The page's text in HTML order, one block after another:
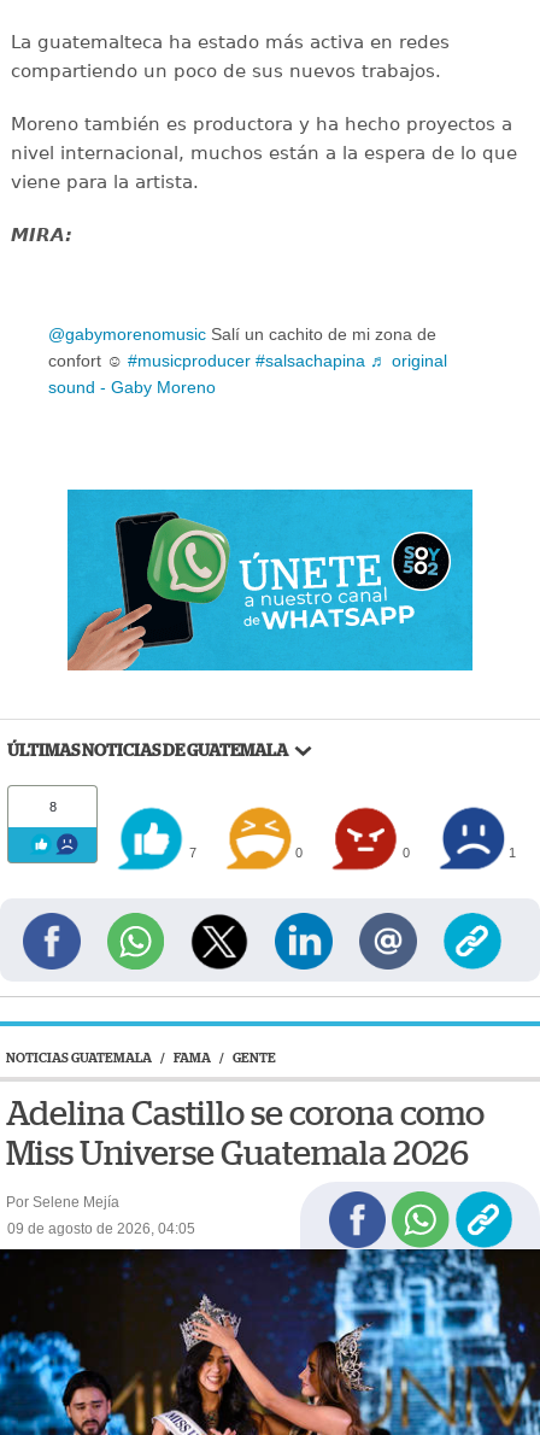
La guatemalteca ha estado más activa en redes
compartiendo un poco de sus nuevos trabajos.
Moreno también es productora y ha hecho proyectos a
nivel internacional, muchos están a la espera de lo que
viene para la artista.
MIRA:
@gabymorenomusic Salí un cachito de mi zona de
confort ☺️ #musicproducer #salsachapina ♬ original
sound - Gaby Moreno
ÚLTIMAS NOTICIAS DE GUATEMALA
8
7 0 0 1
NOTICIAS GUATEMALA / FAMA / GENTE
Adelina Castillo se corona como
Miss Universe Guatemala 2026
Por Selene Mejía
09 de agosto de 2026, 04:05